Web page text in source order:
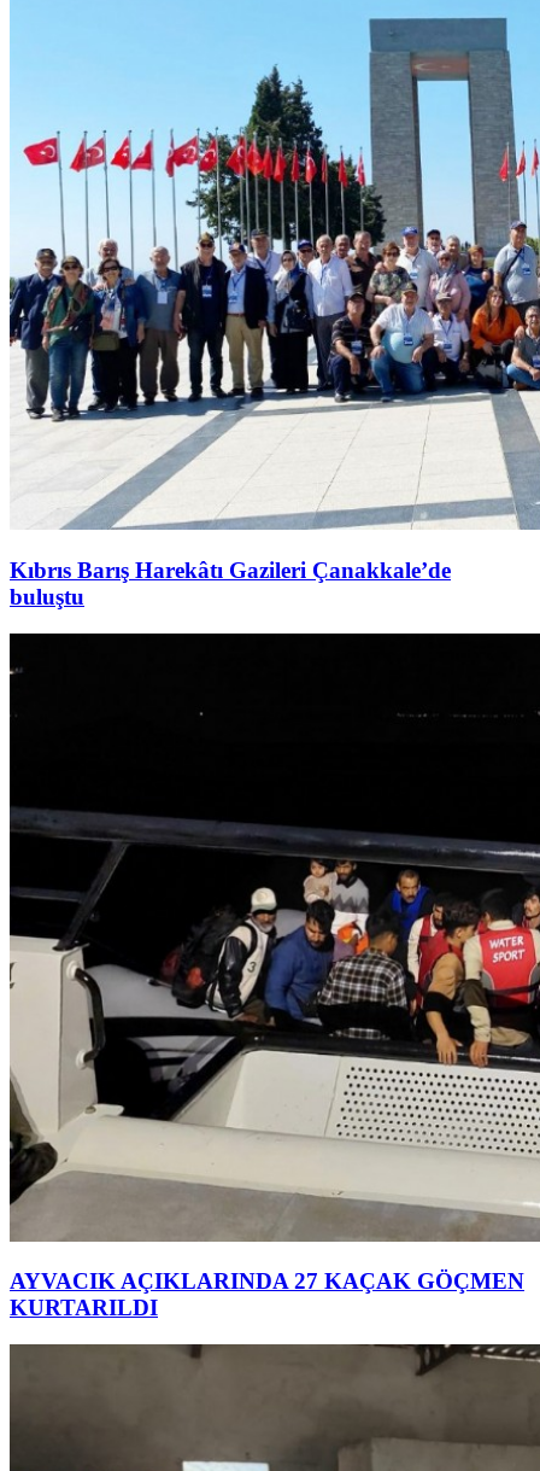
Kıbrıs Barış Harekâtı Gazileri Çanakkale’de
buluştu
AYVACIK AÇIKLARINDA 27 KAÇAK GÖÇMEN
KURTARILDI